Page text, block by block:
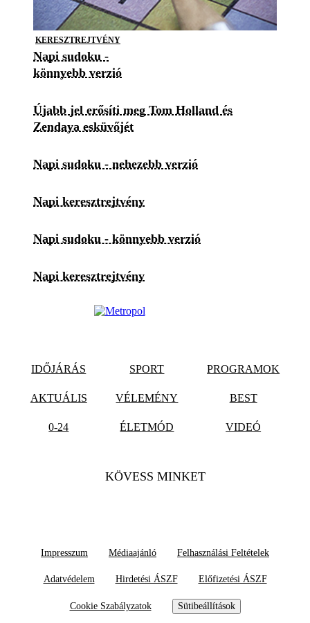
KERESZTREJTVÉNY
Napi sudoku -
könnyebb verzió
Újabb jel erősíti meg Tom Holland és
Zendaya esküvőjét
Napi sudoku - nehezebb verzió
Napi keresztrejtvény
Napi sudoku - könnyebb verzió
Napi keresztrejtvény
IDŐJÁRÁS SPORT PROGRAMOK
AKTUÁLIS VÉLEMÉNY BEST
0-24 ÉLETMÓD VIDEÓ
KÖVESS MINKET
Impresszum Médiaajánló Felhasználási Feltételek
Adatvédelem Hirdetési ÁSZF Előfizetési ÁSZF
Cookie Szabályzatok Sütibeállítások